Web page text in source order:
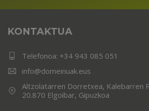
KONTAKTUA
Telefonoa: +34 943 085 051
info@domeinuak.eus
Altzolatarren Dorretxea, Kalebarren
20.870 Elgoibar, Gipuzkoa